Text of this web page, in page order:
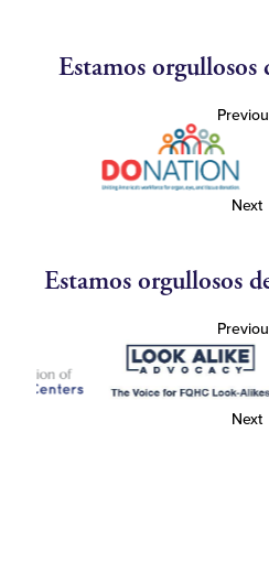
Estamos orgullosos
Next
Estamos orgullosos
Next